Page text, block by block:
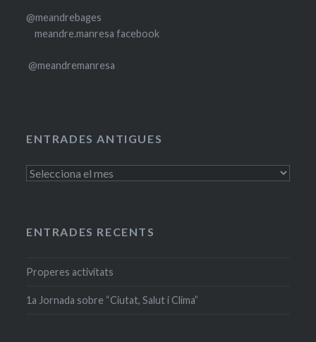
@meandrebages
meandre.manresa facebook
@meandremanresa
ENTRADES ANTIGUES
Entrades
ENTRADES RECENTS
Properes activitats
1a Jornada sobre “Ciutat, Salut i Clima”